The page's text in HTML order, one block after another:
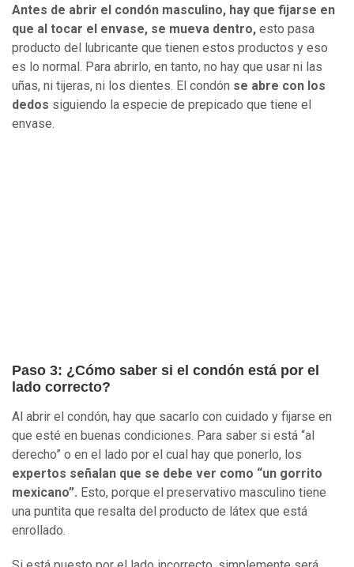
Antes de abrir el condón masculino, hay que fijarse en
que al tocar el envase, se mueva dentro, esto pasa
producto del lubricante que tienen estos productos y eso
es lo normal. Para abrirlo, en tanto, no hay que usar ni las
uñas, ni tijeras, ni los dientes. El condón se abre con los
dedos siguiendo la especie de prepicado que tiene el
envase.
Paso 3: ¿Cómo saber si el condón está por el
lado correcto?
Al abrir el condón, hay que sacarlo con cuidado y fijarse en
que esté en buenas condiciones. Para saber si está “al
derecho” o en el lado por el cual hay que ponerlo, los
expertos señalan que se debe ver como “un gorrito
mexicano”. Esto, porque el preservativo masculino tiene
una puntita que resalta del producto de látex que está
enrollado.